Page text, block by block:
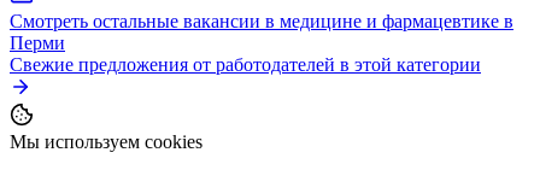
Смотреть остальные вакансии в медицине и фармацевтике в
Перми
Свежие предложения от работодателей в этой категории
Мы используем cookies